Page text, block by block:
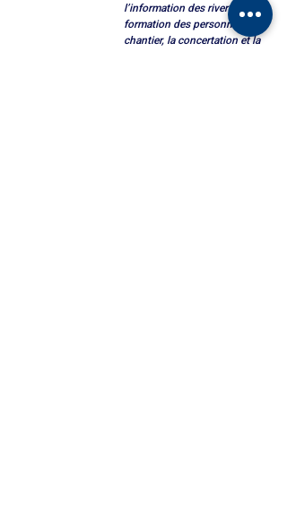
l’information des riverains, la
formation des personnels du
chantier, la concertation et la